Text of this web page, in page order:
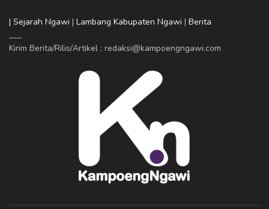
| Sejarah Ngawi | Lambang Kabupaten Ngawi | Berita
Kirim Berita/Rilis/Artikel : redaksi@kampoengngawi.com